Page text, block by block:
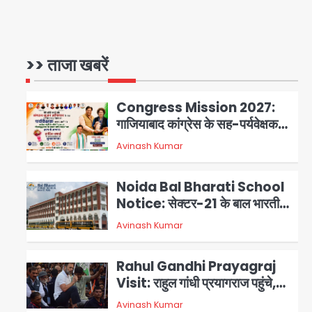
>> ताजा खबरें
1
टला; मरीजों की सुरक्षा पर उठे सवाल
2
Congress Mission 2027:
गाजियाबाद कांग्रेस के सह-पर्यवेक्षक
बने सतेन्द्र शर्मा, गौतमबुद्धनगर नेताओं
ने जताया आभार
Avinash Kumar
3
Noida Bal Bharati School
Notice: सेक्टर-21 के बाल भारती
स्कूल में बिना खिड़की-वेंटिलेशन
बेसमेंट में चल रही थी 8वीं की क्लास,
नोटिस
Avinash Kumar
4
Rahul Gandhi Prayagraj
Visit: राहुल गांधी प्रयागराज पहुंचे,
साथ में प्रियंका की बेटी मिराया; केपी
Avinash Kumar